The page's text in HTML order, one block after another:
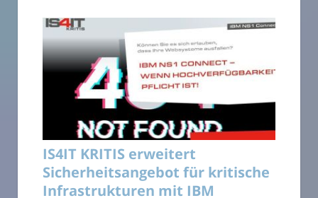
IS4IT KRITIS erweitert
Sicherheitsangebot für kritische
Infrastrukturen mit IBM